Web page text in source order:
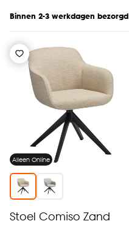
Binnen 2-3 werkdagen bezorgd
Alleen Online
Stoel Comiso Zand